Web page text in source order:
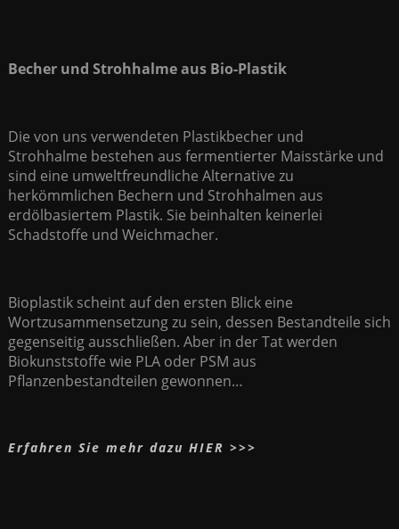
Becher und Strohhalme aus Bio-Plastik
Die von uns verwendeten Plastikbecher und
Strohhalme bestehen aus fermentierter Maisstärke und
sind eine umweltfreundliche Alternative zu
herkömmlichen Bechern und Strohhalmen aus
erdölbasiertem Plastik. Sie beinhalten keinerlei
Schadstoffe und Weichmacher.
Bioplastik scheint auf den ersten Blick eine
Wortzusammensetzung zu sein, dessen Bestandteile sich
gegenseitig ausschließen. Aber in der Tat werden
Biokunststoffe wie PLA oder PSM aus
Pflanzenbestandteilen gewonnen…
Erfahren Sie mehr dazu HIER >>>